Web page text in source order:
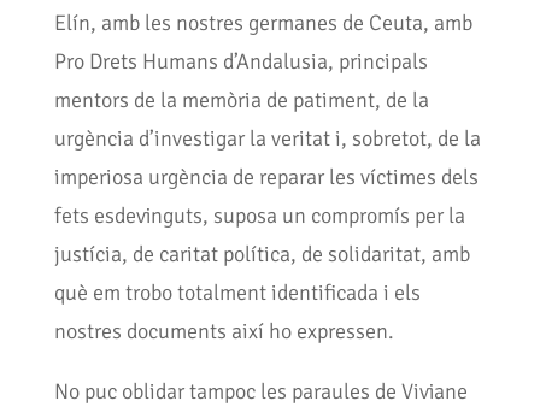
Elín, amb les nostres germanes de Ceuta, amb
Pro Drets Humans d’Andalusia, principals
mentors de la memòria de patiment, de la
urgència d’investigar la veritat i, sobretot, de la
imperiosa urgència de reparar les víctimes dels
fets esdevinguts, suposa un compromís per la
justícia, de caritat política, de solidaritat, amb
què em trobo totalment identificada i els
nostres documents així ho expressen.
No puc oblidar tampoc les paraules de Viviane